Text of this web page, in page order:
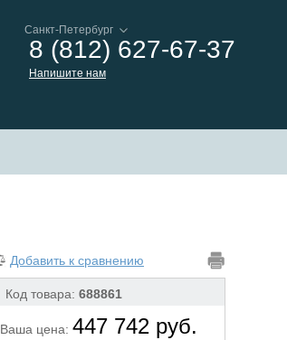
8 (812) 627-67-37
Напишите нам
Добавить к сравнению
Код товара: 688861
Ваша цена: 447 742 руб.